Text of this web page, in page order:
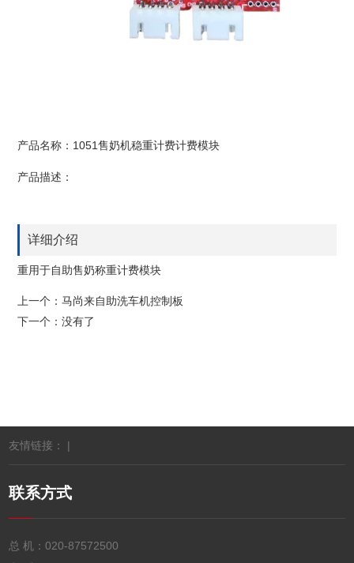
产品名称：1051售奶机稳重计费计费模块
产品描述：
详细介绍
重用于自助售奶称重计费模块
上一个： 马尚来自助洗车机控制板
下一个：没有了
友情链接： |
联系方式
总 机：020-87572500